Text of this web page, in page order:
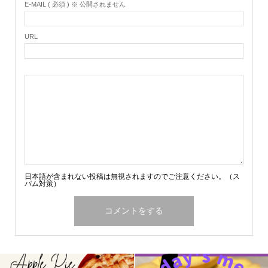
E-MAIL ( 必須 ) ※ 公開されません
URL
日本語が含まれない投稿は無視されますのでご注意ください。（ス
パム対策）